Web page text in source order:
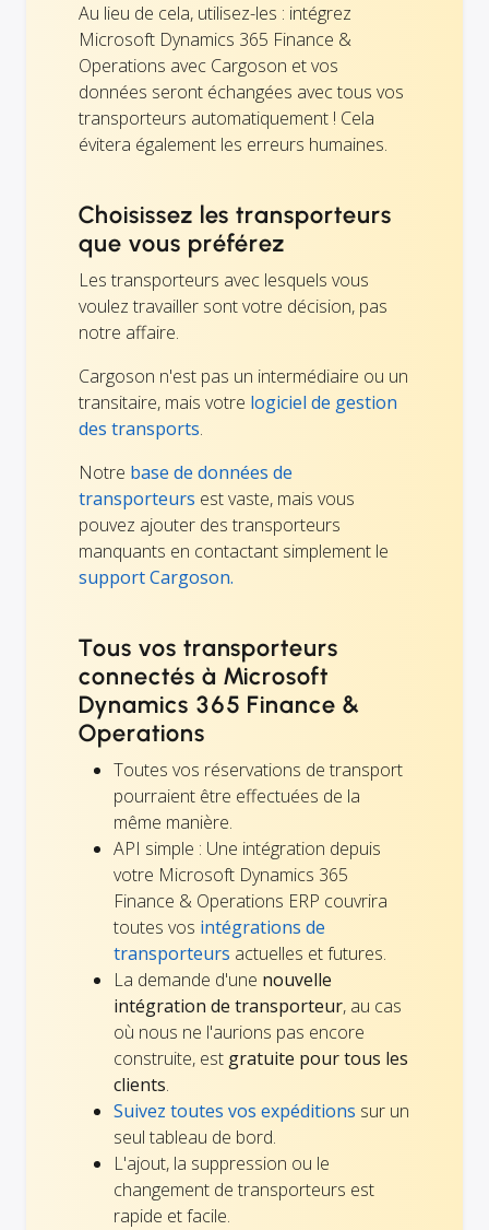
Au lieu de cela, utilisez-les : intégrez
Microsoft Dynamics 365 Finance &
Operations avec Cargoson et vos
données seront échangées avec tous vos
transporteurs automatiquement ! Cela
évitera également les erreurs humaines.
Choisissez les transporteurs
que vous préférez
Les transporteurs avec lesquels vous
voulez travailler sont votre décision, pas
notre affaire.
Cargoson n'est pas un intermédiaire ou un
transitaire, mais votre logiciel de gestion
des transports.
Notre base de données de
transporteurs est vaste, mais vous
pouvez ajouter des transporteurs
manquants en contactant simplement le
support Cargoson.
Tous vos transporteurs
connectés à Microsoft
Dynamics 365 Finance &
Operations
Toutes vos réservations de transport
pourraient être effectuées de la
même manière.
API simple : Une intégration depuis
votre Microsoft Dynamics 365
Finance & Operations ERP couvrira
toutes vos intégrations de
transporteurs actuelles et futures.
La demande d'une nouvelle
intégration de transporteur, au cas
où nous ne l'aurions pas encore
construite, est gratuite pour tous les
clients.
Suivez toutes vos expéditions sur un
seul tableau de bord.
L'ajout, la suppression ou le
changement de transporteurs est
rapide et facile.